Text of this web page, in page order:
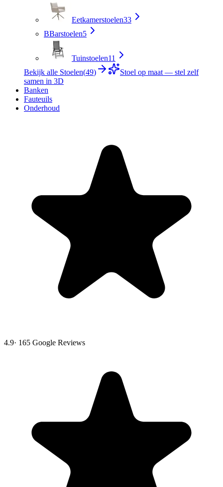
Eetkamerstoelen33
BBarstoelen5
Tuinstoelen11
Bekijk alle Stoelen(49)
Stoel op maat — stel zelf
samen in 3D
Banken
Fauteuils
Onderhoud
4.9· 165 Google Reviews